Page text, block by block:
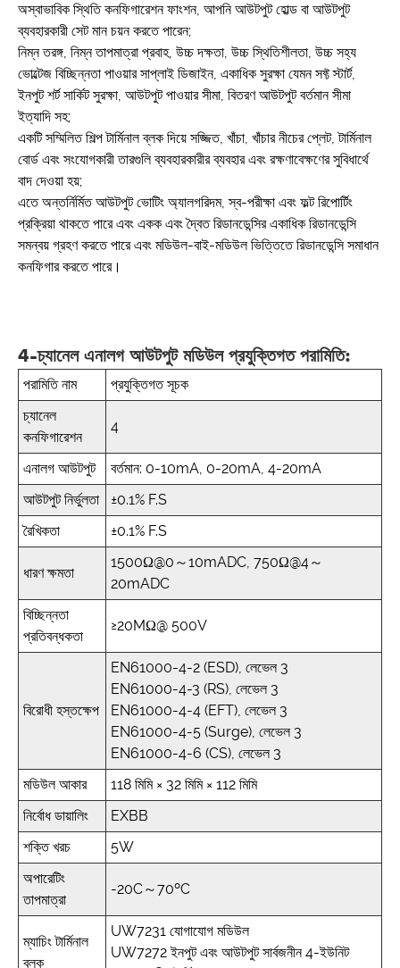
অস্বাভাবিক স্থিতি কনফিগারেশন ফাংশন, আপনি আউটপুট হোল্ড বা আউটপুট
ব্যবহারকারী সেট মান চয়ন করতে পারেন;
নিম্ন তরঙ্গ, নিম্ন তাপমাত্রা প্রবাহ, উচ্চ দক্ষতা, উচ্চ স্থিতিশীলতা, উচ্চ সহ্য
ভোল্টেজ বিচ্ছিন্নতা পাওয়ার সাপ্লাই ডিজাইন, একাধিক সুরক্ষা যেমন সফ্ট স্টার্ট,
ইনপুট শর্ট সার্কিট সুরক্ষা, আউটপুট পাওয়ার সীমা, বিতরণ আউটপুট বর্তমান সীমা
ইত্যাদি সহ;
একটি সম্মিলিত শিল্প টার্মিনাল ব্লক দিয়ে সজ্জিত, খাঁচা, খাঁচার নীচের প্লেট, টার্মিনাল
বোর্ড এবং সংযোগকারী তারগুলি ব্যবহারকারীর ব্যবহার এবং রক্ষণাবেক্ষণের সুবিধার্থে
বাদ দেওয়া হয়;
এতে অন্তর্নির্মিত আউটপুট ভোটিং অ্যালগরিদম, স্ব-পরীক্ষা এবং ফল্ট রিপোর্টিং
প্রক্রিয়া থাকতে পারে এবং একক এবং দ্বৈত রিডানডেন্সির একাধিক রিডানডেন্সি
সমন্বয় গ্রহণ করতে পারে এবং মডিউল-বাই-মডিউল ভিত্তিতে রিডানডেন্সি সমাধান
কনফিগার করতে পারে।
4-চ্যানেল এনালগ আউটপুট মডিউল প্রযুক্তিগত পরামিতি:
পরামিতি নাম
প্রযুক্তিগত সূচক
চ্যানেল
কনফিগারেশন
4
এনালগ আউটপুট
বর্তমান: 0-10mA, 0-20mA, 4-20mA
আউটপুট নির্ভুলতা
±0.1% F.S
রৈখিকতা
±0.1% F.S
ধারণ ক্ষমতা
1500Ω@0～10mADC, 750Ω@4～
20mADC
বিচ্ছিন্নতা
প্রতিবন্ধকতা
≥20MΩ@ 500V
বিরোধী হস্তক্ষেপ
EN61000-4-2 (ESD), লেভেল 3
EN61000-4-3 (RS), লেভেল 3
EN61000-4-4 (EFT), লেভেল 3
EN61000-4-5 (Surge), লেভেল 3
EN61000-4-6 (CS), লেভেল 3
মডিউল আকার
118 মিমি × 32 মিমি × 112 মিমি
নির্বোধ ডায়ালিং
EXBB
শক্তি খরচ
5W
অপারেটিং
তাপমাত্রা
-20C～70ºC
ম্যাচিং টার্মিনাল
ব্লক
UW7231 যোগাযোগ মডিউল
UW7272 ইনপুট এবং আউটপুট সার্বজনীন 4-ইউনিট